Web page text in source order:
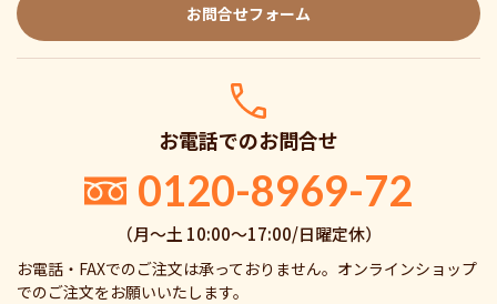
お問合せフォーム
お電話でのお問合せ
0120-8969-72
（月〜土 10:00〜17:00/日曜定休）
お電話・FAXでのご注文は承っておりません。オンラインショップ
でのご注文をお願いいたします。